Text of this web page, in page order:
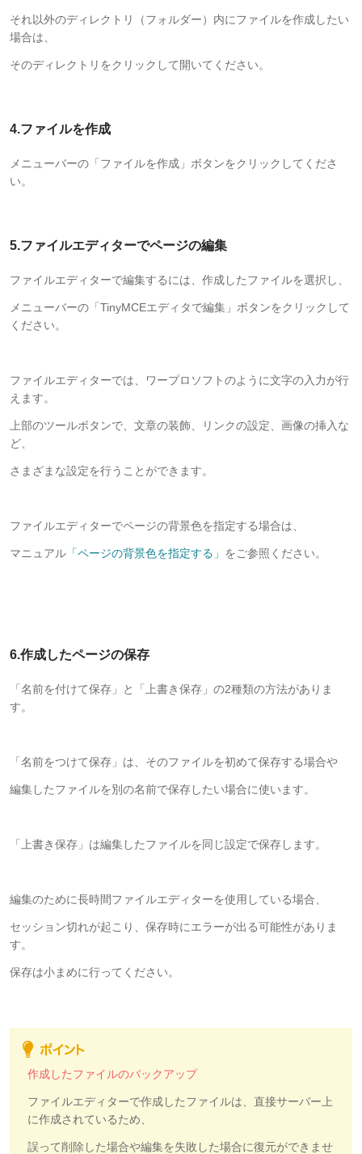
それ以外のディレクトリ（フォルダー）内にファイルを作成したい
場合は、
そのディレクトリをクリックして開いてください。
4.ファイルを作成
メニューバーの「ファイルを作成」ボタンをクリックしてくださ
い。
5.ファイルエディターでページの編集
ファイルエディターで編集するには、作成したファイルを選択し、
メニューバーの「TinyMCEエディタで編集」ボタンをクリックして
ください。
ファイルエディターでは、ワープロソフトのように文字の入力が行
えます。
上部のツールボタンで、文章の装飾、リンクの設定、画像の挿入な
ど、
さまざまな設定を行うことができます。
ファイルエディターでページの背景色を指定する場合は、
マニュアル 「ページの背景色を指定する」 をご参照ください。
6.作成したページの保存
「名前を付けて保存」と「上書き保存」の2種類の方法がありま
す。
「名前をつけて保存」は、そのファイルを初めて保存する場合や
編集したファイルを別の名前で保存したい場合に使います。
「上書き保存」は編集したファイルを同じ設定で保存します。
編集のために長時間ファイルエディターを使用している場合、
セッション切れが起こり、保存時にエラーが出る可能性がありま
す。
保存は小まめに行ってください。
作成したファイルのバックアップ
ファイルエディターで作成したファイルは、直接サーバー上
に作成されているため、
誤って削除した場合や編集を失敗した場合に復元ができませ